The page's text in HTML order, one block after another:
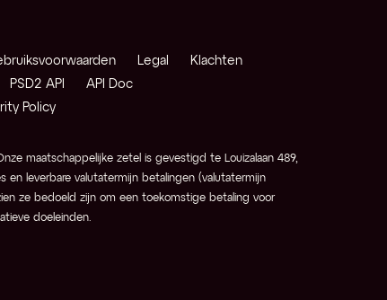
Legal
Klachten
PSD2 API
API Doc
Policy
maatschappelijke zetel is gevestigd te Louizalaan 489,
leverbare valutatermijn betalingen (valutatermijn
ze bedoeld zijn om een toekomstige betaling voor
doeleinden.